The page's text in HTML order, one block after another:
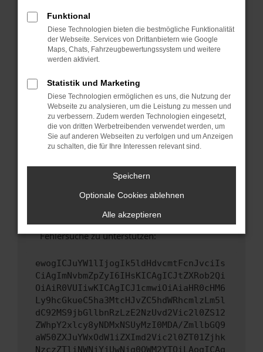
Fenster?
Starte dein Gerät neu.
Das kann manchmal helfen, vorübergehende
Probleme zu beheben.
Betriebssystem auf dem neuesten Stand
sind.
Veraltete Software birgt nicht nur ein
Sicherheitsrisiko, sondern kann auch dazu
führen, dass bestimmte Funktionen nicht mehr
unterstützt werden.
Wende dich an den Webseitenbetreiber.
Wenn du alle oben genannten Schritte versucht
hast, kontaktiere uns bitte. Wir werden
versuchen, das Problem zu beheben. Du kannst
uns diesen Text schicken, um uns bei der
Fehlersuche zu unterstützen:
ewogICJuYW1lIjogIk5ldHdvcmtFcnJvciIs
CiAgImNvbmZpZyI6IHsKICAgICJtZXRob2Qi
OiAiR0VUIiwKICAgICJ1cmwiOiAiaHR0cHM6
Ly9hcGkueC5ha3MtcHJvZC5hdWRhcmlzLm5l
dC92MS9jbGllbnRzLzE2NzUvd2Vic2l0ZS12
ZWhpY2xlcy8yNDMxNSUyMzI0MDA/ZmllbGQ9
aW50ZXJuYWxOdW1iZXImd2Vic2l0ZT01Zjhk
NzczZTliNWNjYjUwNjg0OWM2YTQiLAogICAg
Funktional
Diese Technologien bieten die bestmögliche Funktionalität
der Webseite. Services von Drittanbietern wie Google
Maps, Chats, Fahrzeugbewertungssystem und weitere
werden aktiviert.
Statistik und Marketing
Diese Technologien ermöglichen es uns, die Nutzung der
Webseite zu analysieren, um die Leistung zu messen und
zu verbessern. Zudem werden Technologien eingesetzt,
die von dritten Werbetreibenden verwendet werden, um
Sie auf anderen Webseiten zu verfolgen und um Anzeigen
zu schalten, die für Ihre Interessen relevant sind.
Speichern
Optionale Cookies ablehnen
Alle akzeptieren